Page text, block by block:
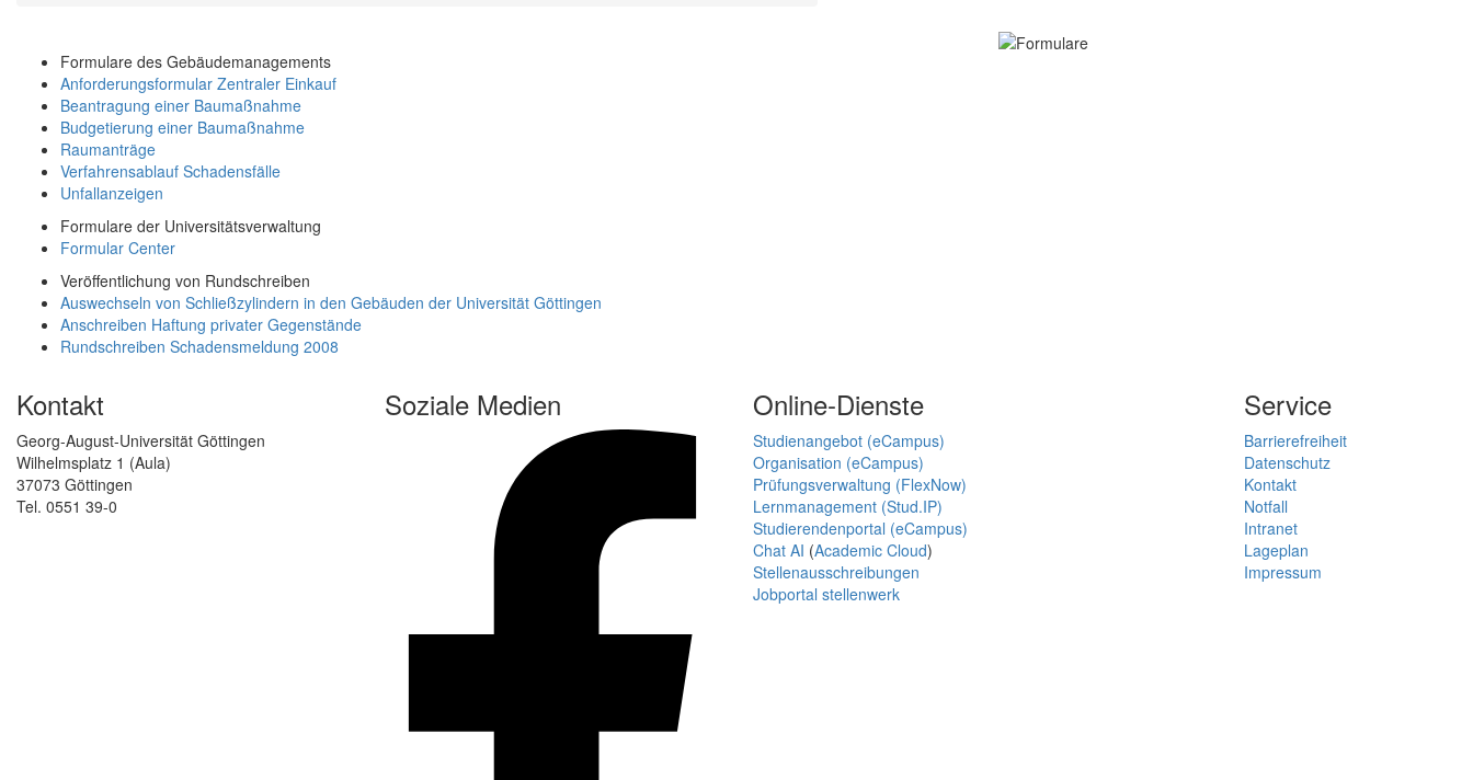
Formulare des Gebäudemanagements
Anforderungsformular Zentraler Einkauf
Beantragung einer Baumaßnahme
Budgetierung einer Baumaßnahme
Raumanträge
Verfahrensablauf Schadensfälle
Unfallanzeigen
Formulare der Universitätsverwaltung
Formular Center
Veröffentlichung von Rundschreiben
Auswechseln von Schließzylindern in den Gebäuden der Universität Göttingen
Anschreiben Haftung privater Gegenstände
Rundschreiben Schadensmeldung 2008
Kontakt
Georg-August-Universität Göttingen
Wilhelmsplatz 1 (Aula)
37073 Göttingen
Tel. 0551 39-0
Soziale Medien Online-Dienste
Studienangebot (eCampus)
Organisation (eCampus)
Prüfungsverwaltung (FlexNow)
Lernmanagement (Stud.IP)
Studierendenportal (eCampus)
Chat AI (Academic Cloud)
Stellenausschreibungen
Jobportal stellenwerk
Service
Barrierefreiheit
Datenschutz
Kontakt
Notfall
Intranet
Lageplan
Impressum